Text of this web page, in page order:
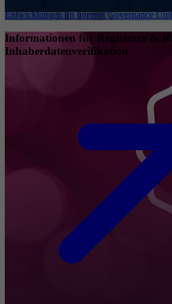
Entwicklungen im Internet Governance
Informationen für Registrare &
Inhaberdatenverifikation